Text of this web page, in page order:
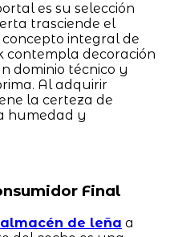
es su selección
trasciende el
integral de
contempla decoración
dominio técnico y
Al adquirir
la certeza de
humedad y
Final
almacén de leña a